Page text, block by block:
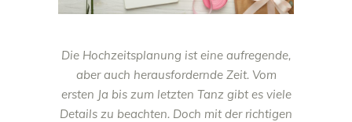
Die Hochzeitsplanung ist eine aufregende,
aber auch herausfordernde Zeit. Vom
ersten Ja bis zum letzten Tanz gibt es viele
Details zu beachten. Doch mit der richtigen